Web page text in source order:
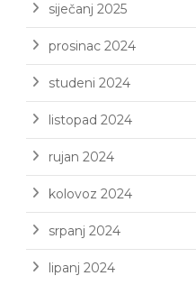
siječanj 2025
prosinac 2024
studeni 2024
listopad 2024
rujan 2024
kolovoz 2024
srpanj 2024
lipanj 2024